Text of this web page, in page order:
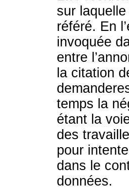
sur
référé. En
invoquée
entre
la citation
temps la
étant la
des
pour
dans le
données.